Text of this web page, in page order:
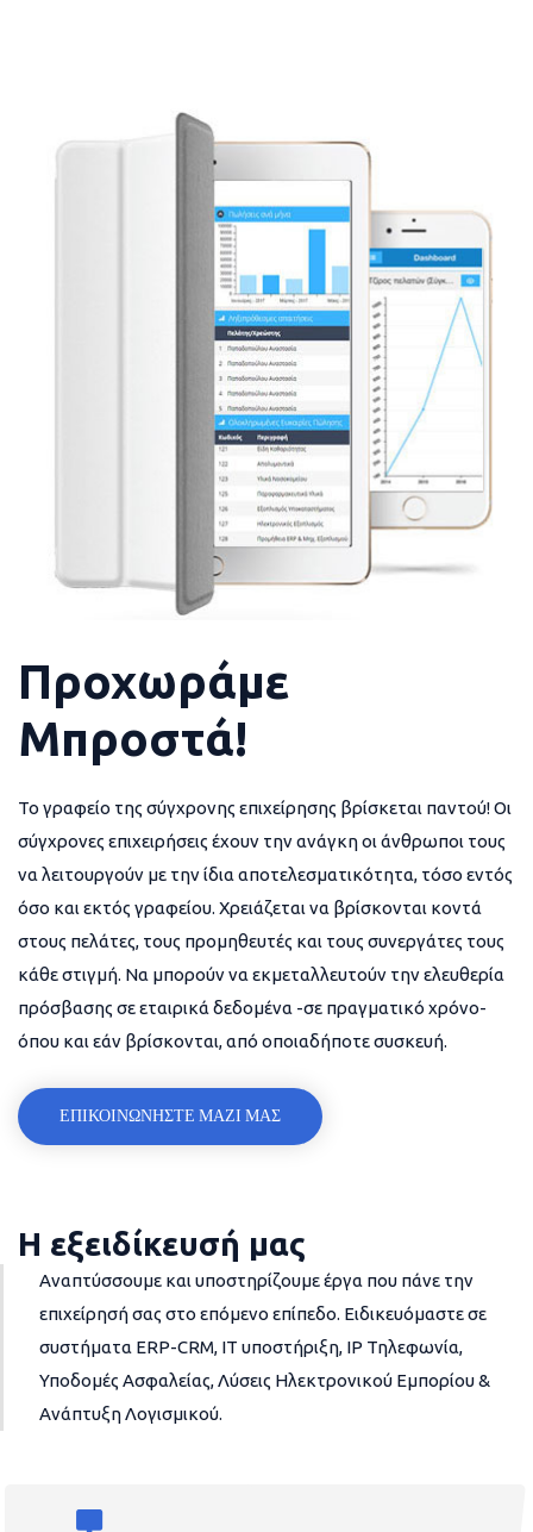
Προχωράμε
Μπροστά!
Το γραφείο της σύγχρονης επιχείρησης βρίσκεται παντού! Οι
σύγχρονες επιχειρήσεις έχουν την ανάγκη οι άνθρωποι τους
να λειτουργούν με την ίδια αποτελεσματικότητα, τόσο εντός
όσο και εκτός γραφείου. Χρειάζεται να βρίσκονται κοντά
στους πελάτες, τους προμηθευτές και τους συνεργάτες τους
κάθε στιγμή. Να μπορούν να εκμεταλλευτούν την ελευθερία
πρόσβασης σε εταιρικά δεδομένα -σε πραγματικό χρόνο-
όπου και εάν βρίσκονται, από οποιαδήποτε συσκευή.
ΕΠΙΚΟΙΝΩΝΗΣΤΕ ΜΑΖΙ ΜΑΣ
Η εξειδίκευσή μας
Αναπτύσσουμε και υποστηρίζουμε έργα που πάνε την
επιχείρησή σας στο επόμενο επίπεδο. Ειδικευόμαστε σε
συστήματα ERP-CRM, IT υποστήριξη, IP Τηλεφωνία,
Υποδομές Ασφαλείας, Λύσεις Ηλεκτρονικού Εμπορίου &
Ανάπτυξη Λογισμικού.